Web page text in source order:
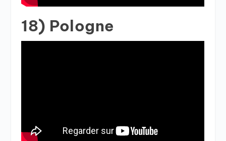
18) Pologne